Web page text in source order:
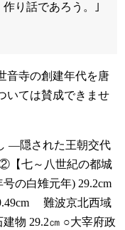
り話であろう。｣
寺の創建年代を唐
いては賛成できませ
―隠された王朝交代
【七～八世紀の都城
の白雉元年) 29.2cm
難波京北西域
物 29.2㎝ ○大宰府政